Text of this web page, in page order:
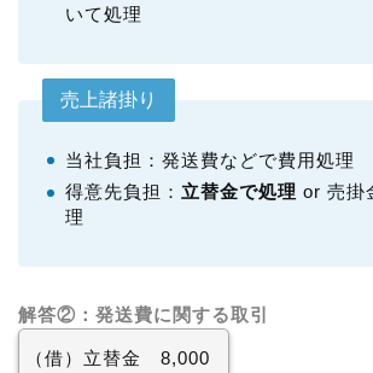
いて処理
売上諸掛り
当社負担：発送費などで費用処理
得意先負担： 立替金で処理 or 売掛
理
解答②：発送費に関する取引
（借）立替金 8,000